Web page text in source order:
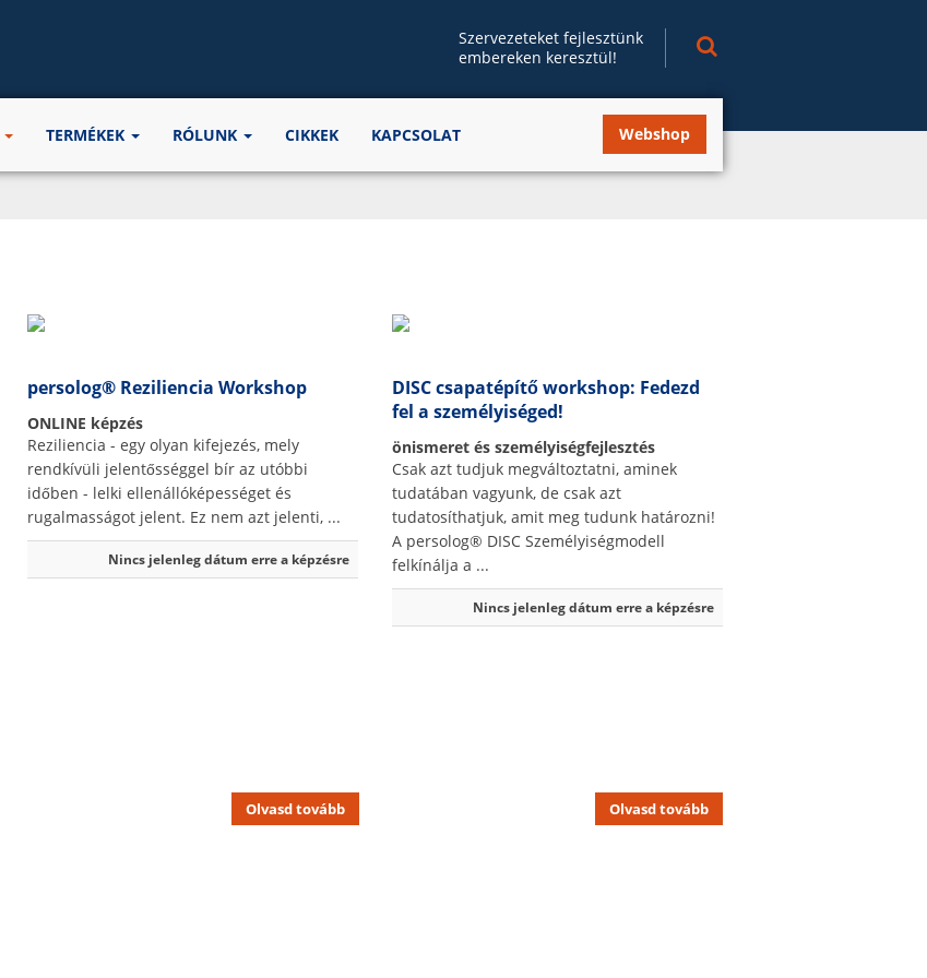
Szervezeteket fejlesztünk
embereken keresztül!
TERMÉKEK RÓLUNK CIKKEK KAPCSOLAT Webshop
persolog® Reziliencia Workshop
ONLINE képzés
Reziliencia - egy olyan kifejezés, mely
rendkívüli jelentősséggel bír az utóbbi
időben - lelki ellenállóképességet és
rugalmasságot jelent. Ez nem azt jelenti, ...
Nincs jelenleg dátum erre a képzésre
Olvasd tovább
DISC csapatépítő workshop: Fedezd
fel a személyiséged!
önismeret és személyiségfejlesztés
Csak azt tudjuk megváltoztatni, aminek
tudatában vagyunk, de csak azt
tudatosíthatjuk, amit meg tudunk határozni!
A persolog® DISC Személyiségmodell
felkínálja a ...
Nincs jelenleg dátum erre a képzésre
Olvasd tovább